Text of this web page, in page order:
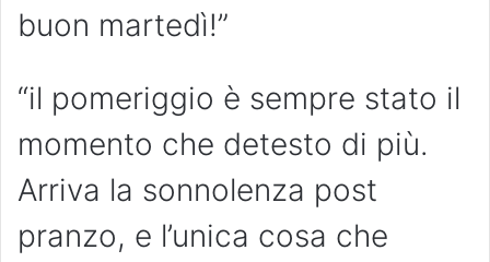
buon martedì!”
“il pomeriggio è sempre stato il
momento che detesto di più.
Arriva la sonnolenza post
pranzo, e l’unica cosa che